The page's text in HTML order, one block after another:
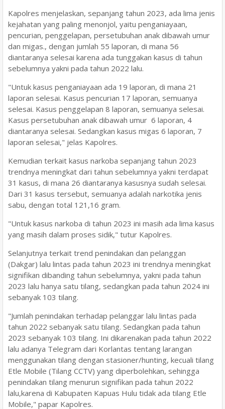
Kapolres menjelaskan, sepanjang tahun 2023, ada lima jenis
kejahatan yang paling menonjol, yaitu penganiayaan,
pencurian, penggelapan, persetubuhan anak dibawah umur
dan migas., dengan jumlah 55 laporan, di mana 56
diantaranya selesai karena ada tunggakan kasus di tahun
sebelumnya yakni pada tahun 2022 lalu.
"Untuk kasus penganiayaan ada 19 laporan, di mana 21
laporan selesai. Kasus pencurian 17 laporan, semuanya
selesai. Kasus penggelapan 8 laporan, semuanya selesai.
Kasus persetubuhan anak dibawah umur 6 laporan, 4
diantaranya selesai. Sedangkan kasus migas 6 laporan, 7
laporan selesai," jelas Kapolres.
Kemudian terkait kasus narkoba sepanjang tahun 2023
trendnya meningkat dari tahun sebelumnya yakni terdapat
31 kasus, di mana 26 diantaranya kasusnya sudah selesai.
Dari 31 kasus tersebut, semuanya adalah narkotika jenis
sabu, dengan total 121,16 gram.
"Untuk kasus narkoba di tahun 2023 ini masih ada lima kasus
yang masih dalam proses sidik," tutur Kapolres.
Selanjutnya terkait trend penindakan dan pelanggan
(Dakgar) lalu lintas pada tahun 2023 ini trendnya meningkat
signifikan dibanding tahun sebelumnya, yakni pada tahun
2023 lalu hanya satu tilang, sedangkan pada tahun 2024 ini
sebanyak 103 tilang.
"Jumlah penindakan terhadap pelanggar lalu lintas pada
tahun 2022 sebanyak satu tilang. Sedangkan pada tahun
2023 sebanyak 103 tilang. Ini dikarenakan pada tahun 2022
lalu adanya Telegram dari Korlantas tentang larangan
menggunakan tilang dengan stasioner/hunting, kecuali tilang
Etle Mobile (Tilang CCTV) yang diperbolehkan, sehingga
penindakan tilang menurun signifikan pada tahun 2022
lalu,karena di Kabupaten Kapuas Hulu tidak ada tilang Etle
Mobile," papar Kapolres.